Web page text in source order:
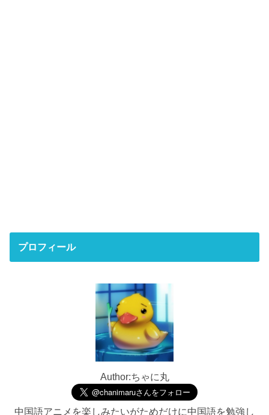
プロフィール
Author:ちゃに丸
中国語アニメを楽しみたいがためだけに中国語を勉強し